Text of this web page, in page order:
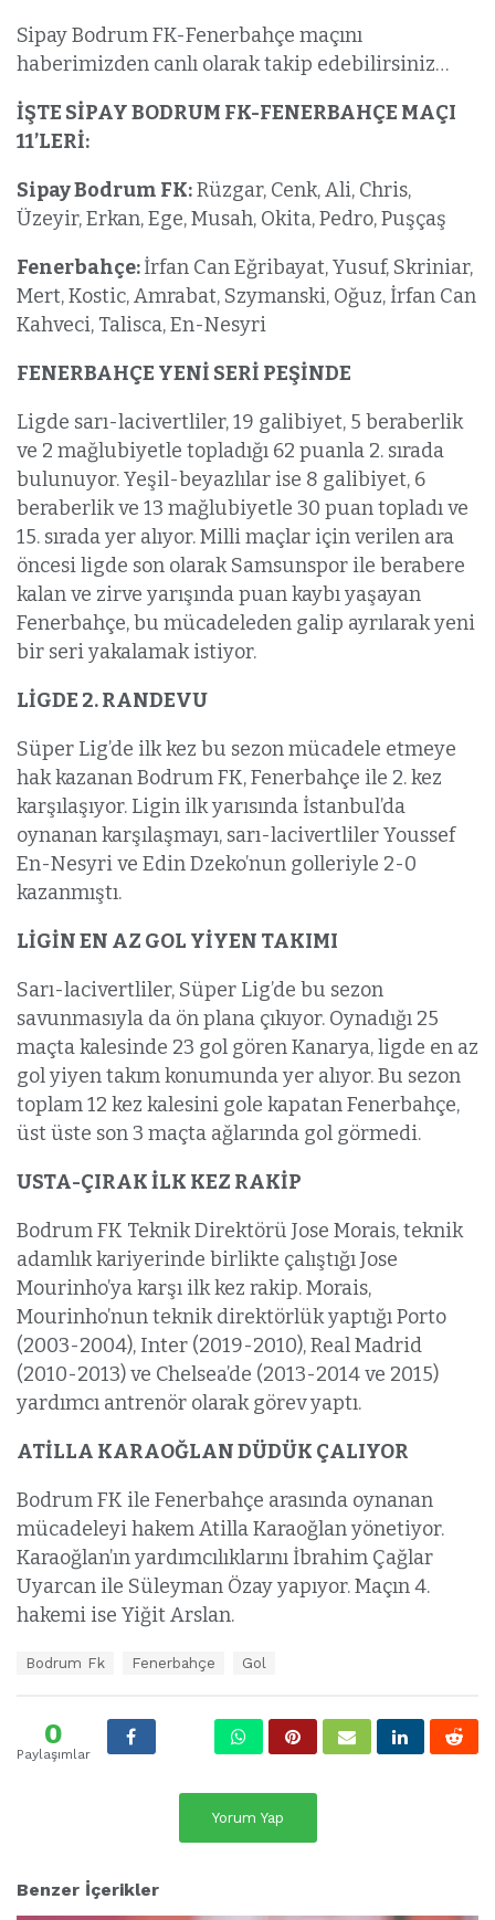
Sipay Bodrum FK-Fenerbahçe maçını
haberimizden canlı olarak takip edebilirsiniz…
İŞTE SİPAY BODRUM FK-FENERBAHÇE MAÇI
11’LERİ:
Sipay Bodrum FK:Rüzgar, Cenk, Ali, Chris,
Üzeyir, Erkan, Ege, Musah, Okita, Pedro, Puşçaş
Fenerbahçe:İrfan Can Eğribayat, Yusuf, Skriniar,
Mert, Kostic, Amrabat, Szymanski, Oğuz, İrfan Can
Kahveci, Talisca, En-Nesyri
FENERBAHÇE YENİ SERİ PEŞİNDE
Ligde sarı-lacivertliler, 19 galibiyet, 5 beraberlik
ve 2 mağlubiyetle topladığı 62 puanla 2. sırada
bulunuyor. Yeşil-beyazlılar ise 8 galibiyet, 6
beraberlik ve 13 mağlubiyetle 30 puan topladı ve
15. sırada yer alıyor. Milli maçlar için verilen ara
öncesi ligde son olarak Samsunspor ile berabere
kalan ve zirve yarışında puan kaybı yaşayan
Fenerbahçe, bu mücadeleden galip ayrılarak yeni
bir seri yakalamak istiyor.
LİGDE 2. RANDEVU
Süper Lig’de ilk kez bu sezon mücadele etmeye
hak kazanan Bodrum FK, Fenerbahçe ile 2. kez
karşılaşıyor. Ligin ilk yarısında İstanbul’da
oynanan karşılaşmayı, sarı-lacivertliler Youssef
En-Nesyri ve Edin Dzeko’nun golleriyle 2-0
kazanmıştı.
LİGİN EN AZ GOL YİYEN TAKIMI
Sarı-lacivertliler, Süper Lig’de bu sezon
savunmasıyla da ön plana çıkıyor. Oynadığı 25
maçta kalesinde 23 gol gören Kanarya, ligde en az
gol yiyen takım konumunda yer alıyor. Bu sezon
toplam 12 kez kalesini gole kapatan Fenerbahçe,
üst üste son 3 maçta ağlarında gol görmedi.
USTA-ÇIRAK İLK KEZ RAKİP
Bodrum FK Teknik Direktörü Jose Morais, teknik
adamlık kariyerinde birlikte çalıştığı Jose
Mourinho’ya karşı ilk kez rakip. Morais,
Mourinho’nun teknik direktörlük yaptığı Porto
(2003-2004), Inter (2019-2010), Real Madrid
(2010-2013) ve Chelsea’de (2013-2014 ve 2015)
yardımcı antrenör olarak görev yaptı.
ATİLLA KARAOĞLAN DÜDÜK ÇALIYOR
Bodrum FK ile Fenerbahçe arasında oynanan
mücadeleyi hakem Atilla Karaoğlan yönetiyor.
Karaoğlan’ın yardımcılıklarını İbrahim Çağlar
Uyarcan ile Süleyman Özay yapıyor. Maçın 4.
hakemi ise Yiğit Arslan.
t
Bodrum Fk Fenerbahçe Gol
0
Paylaşımlar
Yorum Yap
Benzer İçerikler